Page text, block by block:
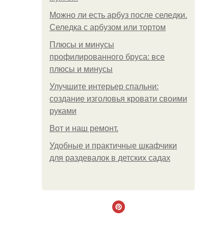
Можно ли есть арбуз после селедки.
Селедка с арбузом или тортом
Плюсы и минусы
профилированного бруса: все
плюсы и минусы
Улучшите интерьер спальни:
создание изголовья кровати своими
руками
Boт и наш ремoнт.
Удобные и практичные шкафчики
для раздевалок в детских садах